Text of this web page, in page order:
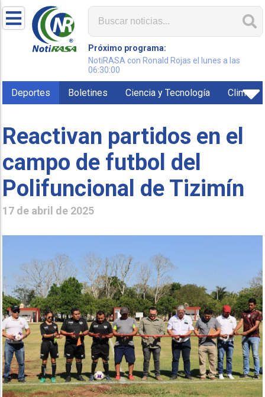
Próximo programa:
NotiRASA con Ronald Rojas el lunes a las
06:30:00
Deportes Boletines Ciencia y Tecnología Clima
Reactivan partidos en el
campo de futbol del
Polifuncional de Tizimín
17 de abril de 2025